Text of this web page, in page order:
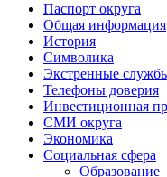
Паспорт округа
Общая информация
История
Символика
Экстренные
Телефоны доверия
Инвестиционная
СМИ округа
Экономика
Социальная сфера
Образование